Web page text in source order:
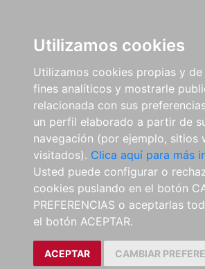
Utilizamos cookies
Utilizamos cookies propias y
fines analíticos y mostrarle
relacionada con sus
un perfil elaborado a partir de
navegación (por ejemplo, sitios
visitados). Clica aquí para más
Usted puede configurar o
cookies puslando en el botón
PREFERENCIAS o aceptarlas
el botón ACEPTAR.
ACEPTAR CAMBIAR